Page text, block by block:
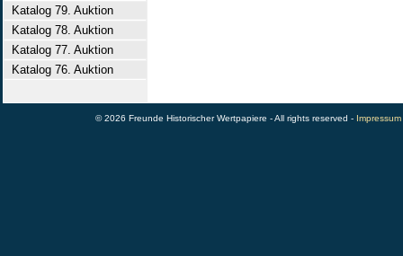
Katalog 79. Auktion
Katalog 78. Auktion
Katalog 77. Auktion
Katalog 76. Auktion
© 2026 Freunde Historischer Wertpapiere - All rights reserved - Impressum